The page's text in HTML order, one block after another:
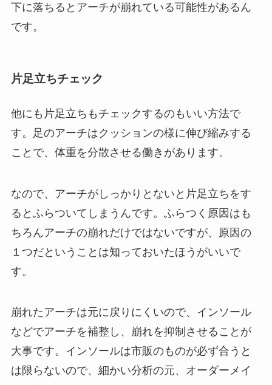
下に落ちるとアーチが崩れている可能性があるん
です。
片足立ちチェック
他にも片足立ちもチェックするのもいい方法で
す。足のアーチはクッションの様に伸び縮みする
ことで、体重を分散させる働きがあります。
なので、アーチがしっかりとないと片足立ちをす
るとふらついてしまうんです。ふらつく原因はも
ちろんアーチの崩れだけではないですが、原因の
１つだということは知っておいたほうがいいで
す。
崩れたアーチは元に戻りにくいので、インソール
などでアーチを補整し、崩れを抑制させることが
大事です。インソールは市販のものが必ず合うと
は限らないので、細かい分析の元、オーダーメイ